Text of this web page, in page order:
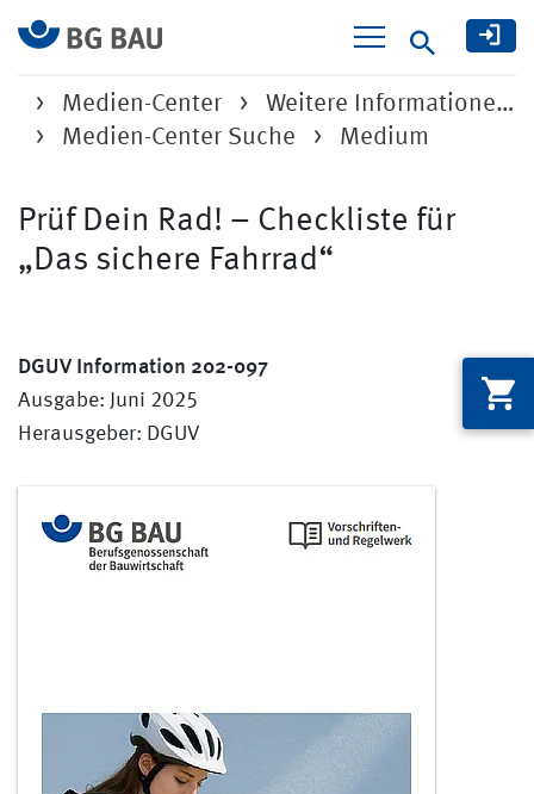
Suche
Medien-Center
Weitere Informatione…
Medien-Center Suche
Medium
Prüf Dein Rad! – Checkliste für
„Das sichere Fahrrad“
DGUV Information 202-097
Ausgabe: Juni 2025
Herausgeber: DGUV